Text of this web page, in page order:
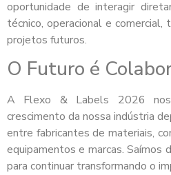
oportunidade de interagir
técnico, operacional e comercial,
projetos futuros.
O Futuro é
A Flexo & Labels 2026
crescimento da nossa indústria
entre fabricantes de materiais,
equipamentos e marcas. Saímos
para continuar transformando o